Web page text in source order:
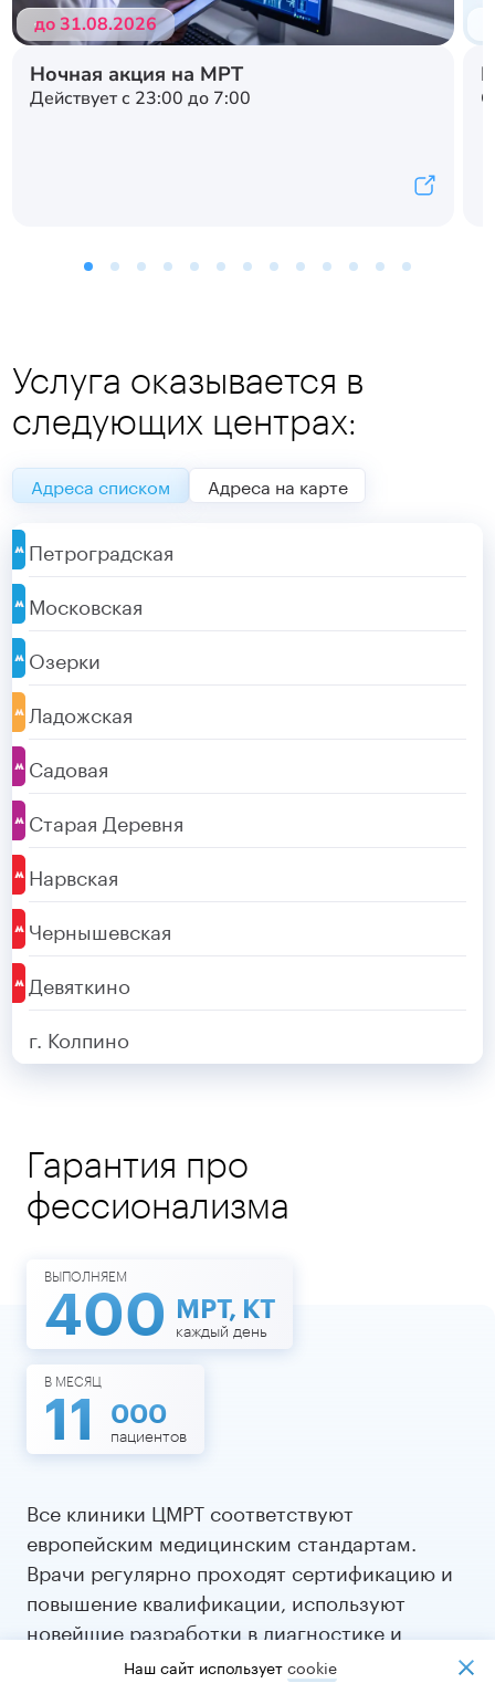
до 31.08.2026
Ночная акция на МРТ
Действует с 23:00 до 7:00
Услуга оказывается в
следующих центрах:
Адреса списком Адреса на карте
Петроградская
Московская
Озерки
Ладожская
Садовая
Старая Деревня
Нарвская
Чернышевская
Девяткино
г. Колпино
Гарантия про
фессионализма
ВЫПОЛНЯЕМ
400 МРТ, КТ
каждый день
В МЕСЯЦ
11 000
пациентов
Все клиники ЦМРТ соответствуют
европейским медицинским стандартам.
Врачи регулярно проходят сертификацию и
повышение квалификации, используют
новейшие разработки в диагностике и
Наш сайт используетcookiе